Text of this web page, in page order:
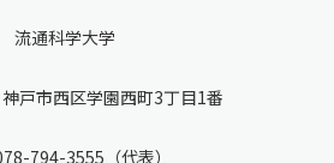
流通科学大学
戸市西区学園西町3丁目1番
794-3555 （代表）